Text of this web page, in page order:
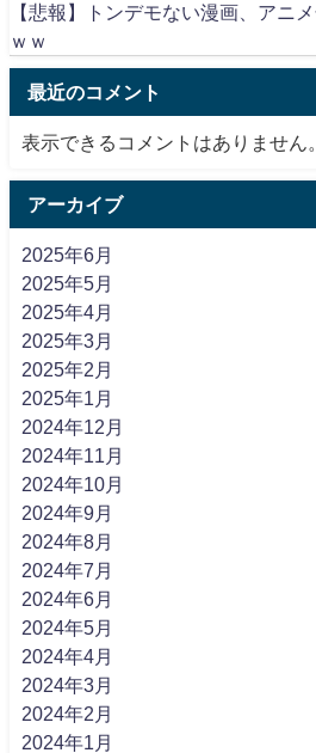
【悲報】トンデモない漫画、アニ
ｗｗ
最近のコメント
表示できるコメントはありません。
アーカイブ
2025年6月
2025年5月
2025年4月
2025年3月
2025年2月
2025年1月
2024年12月
2024年11月
2024年10月
2024年9月
2024年8月
2024年7月
2024年6月
2024年5月
2024年4月
2024年3月
2024年2月
2024年1月